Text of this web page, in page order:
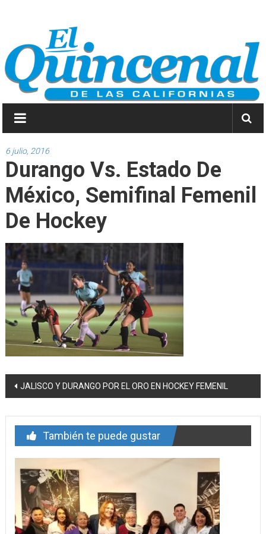
Quincenal
de
las
Californias
Primero
Dios
y
después
las
6 julio, 2016
Durango Vs. Estado De
México, Semifinal Femenil
De Hockey
Navegación
entrada
JALISCO Y DURANGO POR EL ORO EN HOCKEY FEMENIL
También te puede gustar